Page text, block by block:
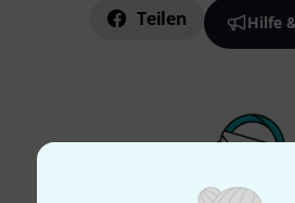
Teilen Hilfe